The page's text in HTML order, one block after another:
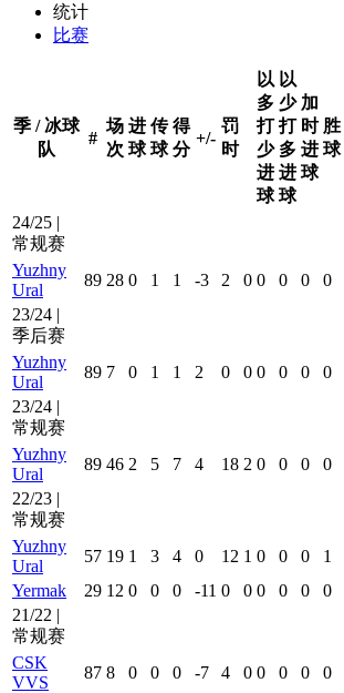
统计
比赛
季 / 冰球
队
#
场
次
进
球
传
球
得
分
+/-
罚
时
以
多
打
少
进
球
以
少
打
多
进
球
加
时
进
球
胜
球
24/25 |
常规赛
Yuzhny
Ural
89 28 0 1 1 -3 2 0 0 0 0 0
23/24 |
季后赛
Yuzhny
Ural
89 7 0 1 1 2 0 0 0 0 0 0
23/24 |
常规赛
Yuzhny
Ural
89 46 2 5 7 4 18 2 0 0 0 0
22/23 |
常规赛
Yuzhny
Ural
57 19 1 3 4 0 12 1 0 0 0 1
Yermak
29 12 0 0 0 -11 0 0 0 0 0 0
21/22 |
常规赛
CSK
VVS
87 8 0 0 0 -7 4 0 0 0 0 0